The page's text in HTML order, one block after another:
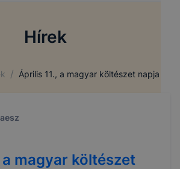
Hírek
/ Április 11., a magyar költészet napja
a magyar költészet